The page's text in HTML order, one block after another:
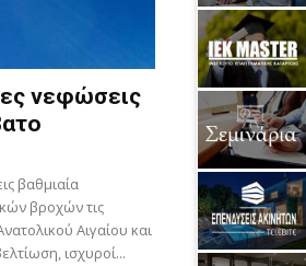
νεφώσεις
βαθμιαία
βροχών τις
Αιγαίου και
ισχυροί...